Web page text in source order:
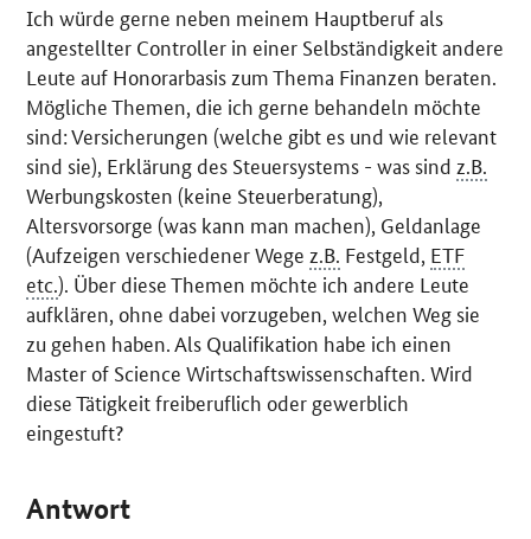
Ich würde gerne neben meinem Hauptberuf als
angestellter Controller in einer Selbständigkeit andere
Leute auf Honorarbasis zum Thema Finanzen beraten.
Mögliche Themen, die ich gerne behandeln möchte
sind: Versicherungen (welche gibt es und wie relevant
sind sie), Erklärung des Steuersystems - was sind z.B.
Werbungskosten (keine Steuerberatung),
Altersvorsorge (was kann man machen), Geldanlage
(Aufzeigen verschiedener Wege z.B. Festgeld, ETF
etc.). Über diese Themen möchte ich andere Leute
aufklären, ohne dabei vorzugeben, welchen Weg sie
zu gehen haben. Als Qualifikation habe ich einen
Master of Science Wirtschaftswissenschaften. Wird
diese Tätigkeit freiberuflich oder gewerblich
eingestuft?
Antwort